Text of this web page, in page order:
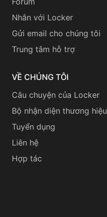
Nhắn với Locker
Gửi email cho chúng tôi
Trung tâm hỗ trợ
VỀ CHÚNG TÔI
Câu chuyện của Locker
Bộ nhận diện thương hiệu
Tuyển dụng
Liên hệ
Hợp tác